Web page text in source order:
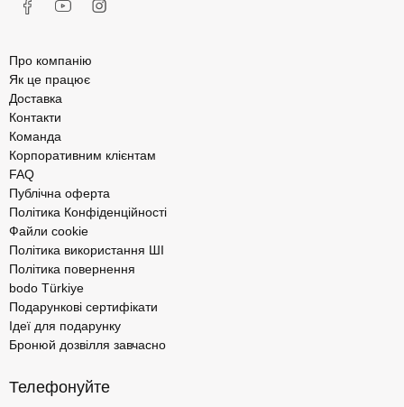
Про компанію
Як це працює
Доставка
Контакти
Команда
Корпоративним клієнтам
FAQ
Публічна оферта
Політика Конфіденційності
Файли cookie
Політика використання ШІ
Політика повернення
bodo Türkiye
Подарункові сертифікати
Ідеї для подарунку
Бронюй дозвілля завчасно
Телефонуйте